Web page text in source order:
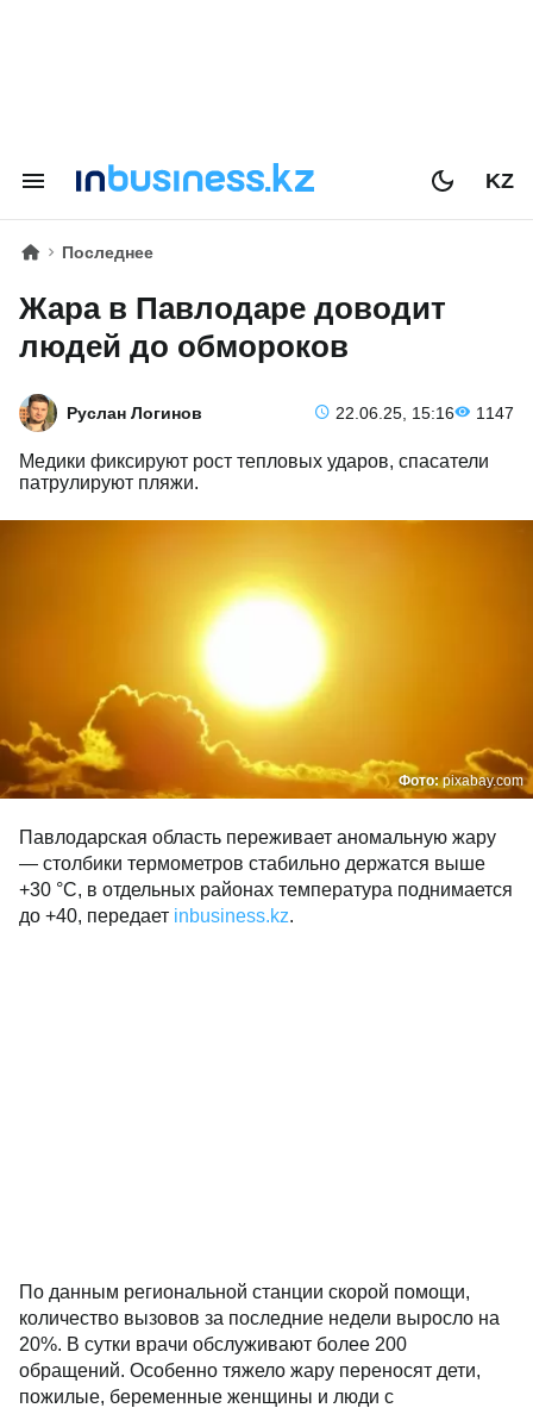
KZ
Последнее
Жара в Павлодаре доводит
людей до обмороков
Руслан Логинов 22.06.25, 15:16 1147
Медики фиксируют рост тепловых ударов, спасатели
патрулируют пляжи.
Фото:pixabay.com
Павлодарская область переживает аномальную жару
— столбики термометров стабильно держатся выше
+30 °C, в отдельных районах температура поднимается
до +40, передает inbusiness.kz.
По данным региональной станции скорой помощи,
количество вызовов за последние недели выросло на
20%. В сутки врачи обслуживают более 200
обращений. Особенно тяжело жару переносят дети,
пожилые, беременные женщины и люди с